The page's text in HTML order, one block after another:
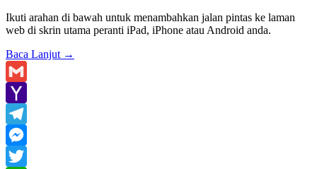
Ikuti arahan di bawah untuk menambahkan jalan pintas ke laman
web di skrin utama peranti iPad, iPhone atau Android anda.
Baca Lanjut →
Gmail
Yahoo
Mail
Telegram
Messenger